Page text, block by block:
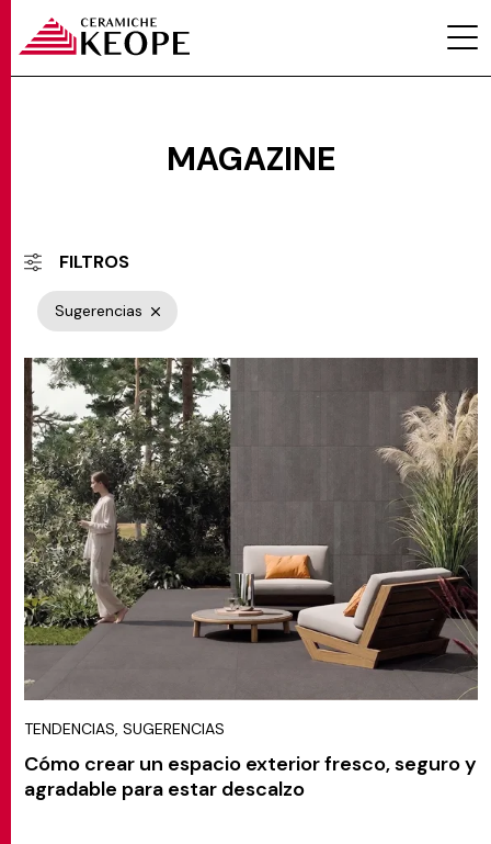
MAGAZINE
CONTACTOS
MATCH APP
BUSCAR
ÁREA RESERVADA
MAGAZINE
FILTROS
Sugerencias
TENDENCIAS, SUGERENCIAS
Cómo crear un espacio exterior fresco, seguro y
agradable para estar descalzo